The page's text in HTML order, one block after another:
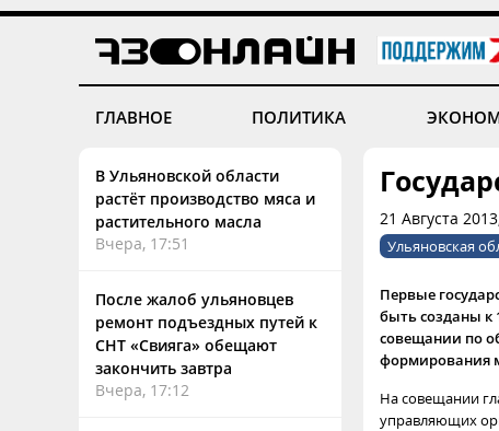
ГЛАВНОЕ ПОЛИТИКА
В Ульяновской области
растёт производство мяса и
растительного масла
Вчера, 17:51
После жалоб ульяновцев
ремонт подъездных путей к
СНТ «Свияга» обещают
закончить завтра
Вчера, 17:12
21 Августа
Ульяновская
Первые
быть созданы к
совещании по
формирования
На совещании
управляющих